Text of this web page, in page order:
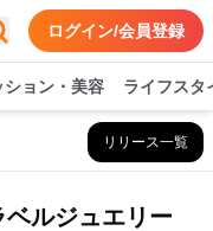
ログイン/会員登録
ション・美容 ライフスタ
リリース一覧
ルジュエリー